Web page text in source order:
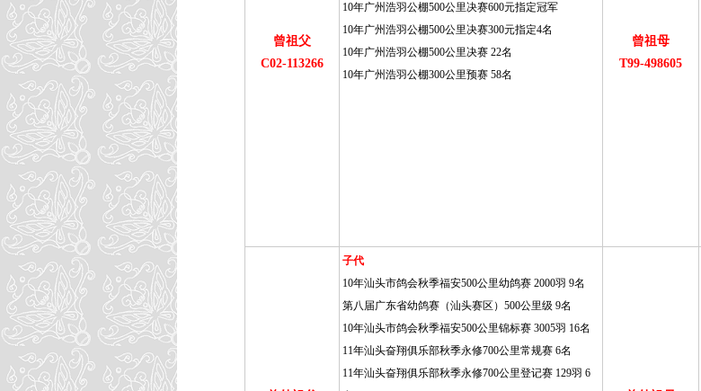
曾祖父
C02-113266
10年广州浩羽公棚500公里决赛600元指定冠军
10年广州浩羽公棚500公里决赛300元指定4名
10年广州浩羽公棚500公里决赛 22名
10年广州浩羽公棚300公里预赛 58名
曾祖母
T99-498605
子代
10年汕头市鸽会秋季福安500公里幼鸽赛 2000羽 9名
第八届广东省幼鸽赛（汕头赛区）500公里级 9名
10年汕头市鸽会秋季福安500公里锦标赛 3005羽 16名
11年汕头奋翔俱乐部秋季永修700公里常规赛 6名
11年汕头奋翔俱乐部秋季永修700公里登记赛 129羽 6